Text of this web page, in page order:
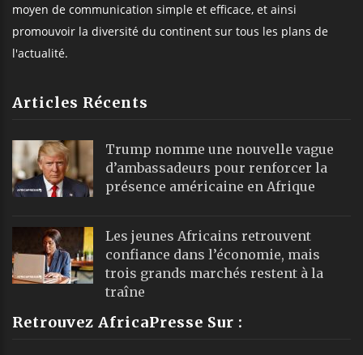
moyen de communication simple et efficace, et ainsi
promouvoir la diversité du continent sur tous les plans de
l'actualité.
Articles Récents
Trump nomme une nouvelle vague
d’ambassadeurs pour renforcer la
présence américaine en Afrique
Les jeunes Africains retrouvent
confiance dans l’économie, mais
trois grands marchés restent à la
traîne
Retrouvez AfricaPresse Sur :